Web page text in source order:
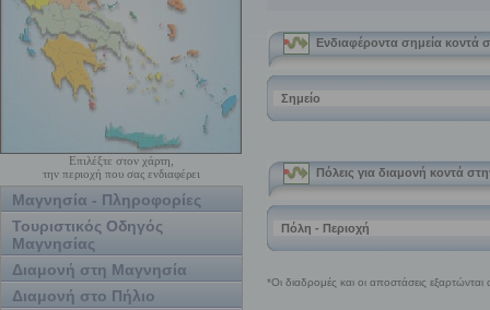
Επιλέξτε στον χάρτη,
την περιοχή που σας ενδιαφέρει
Μαγνησία - Πληροφορίες
Τουριστικός Οδηγός
Μαγνησίας
Διαμονή στη Μαγνησία
Διαμονή στο Πήλιο